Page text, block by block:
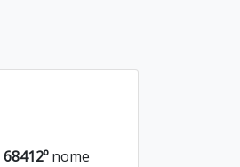
68412ºnome